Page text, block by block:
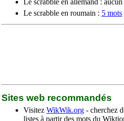
Le scrabble en allemand :
Le scrabble en roumain : 5 mots
Sites web recommandés
Visitez WikWik.org - cherchez
listes à partir des mots du